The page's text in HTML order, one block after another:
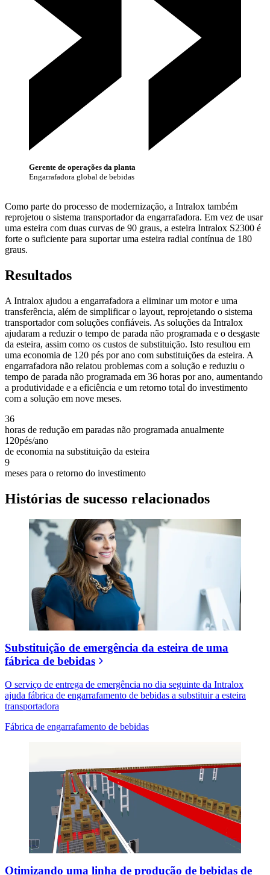
Gerente de operações da planta
Engarrafadora global de bebidas
Como parte do processo de modernização, a Intralox também
reprojetou o sistema transportador da engarrafadora. Em vez de usar
uma esteira com duas curvas de 90 graus, a esteira Intralox S2300 é
forte o suficiente para suportar uma esteira radial contínua de 180
graus.
Resultados
A Intralox ajudou a engarrafadora a eliminar um motor e uma
transferência, além de simplificar o layout, reprojetando o sistema
transportador com soluções confiáveis. As soluções da Intralox
ajudaram a reduzir o tempo de parada não programada e o desgaste
da esteira, assim como os custos de substituição. Isto resultou em
uma economia de 120 pés por ano com substituições da esteira. A
engarrafadora não relatou problemas com a solução e reduziu o
tempo de parada não programada em 36 horas por ano, aumentando
a produtividade e a eficiência e um retorno total do investimento
com a solução em nove meses.
36
horas de redução em paradas não programada anualmente
120pés/ano
de economia na substituição da esteira
9
meses para o retorno do investimento
Histórias de sucesso relacionados
Substituição de emergência da esteira de uma
fábrica de bebidas
O serviço de entrega de emergência no dia seguinte da Intralox
ajuda fábrica de engarrafamento de bebidas a substituir a esteira
transportadora
Fábrica de engarrafamento de bebidas
Otimizando uma linha de produção de bebidas de